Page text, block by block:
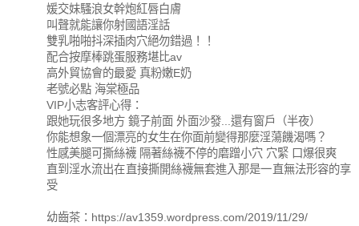
媛交妹騷浪女幹炮紅唇白膚
叫聲就能讓你射國語淫話
雙乳啪啪抖深插肉穴絕勿錯過！！
配合按摩棒跳蛋服務堪比av
高外貿協會的最愛 真粉嫩E奶
老號必點 海棠極品
VIP小志客評心得：
跟她玩很多地方 鏡子前面 外面沙發...還有窗戶（半夜）
你能想象一個漂亮的女生在你面前變得那麼淫蕩饑渴嗎？
性感美腿可撕絲襪 隔著絲襪不停的磨蹭小穴 穴緊 口爆很爽
直到淫水流出在直接撕開絲襪無套進入那是一直無法形容的享
受
幼齒茶：https://av1359.wordpress.com/2019/11/29/